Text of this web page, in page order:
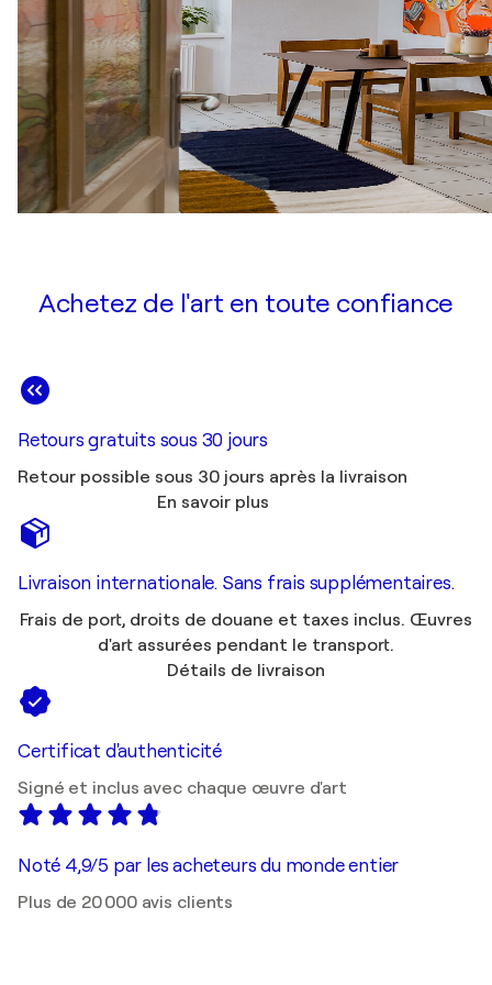
Achetez de l'art en toute confiance
Retours gratuits sous 30 jours
Retour possible sous 30 jours après la livraison
En savoir plus
Livraison internationale. Sans frais supplémentaires.
Frais de port, droits de douane et taxes inclus. Œuvres
d'art assurées pendant le transport.
Détails de livraison
Certificat d'authenticité
Signé et inclus avec chaque œuvre d'art
Noté 4,9/5 par les acheteurs du monde entier
Plus de 20 000 avis clients